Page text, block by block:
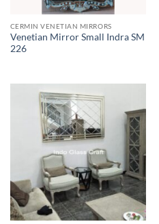
CERMIN VENETIAN MIRRORS
Venetian Mirror Small Indra SM
226